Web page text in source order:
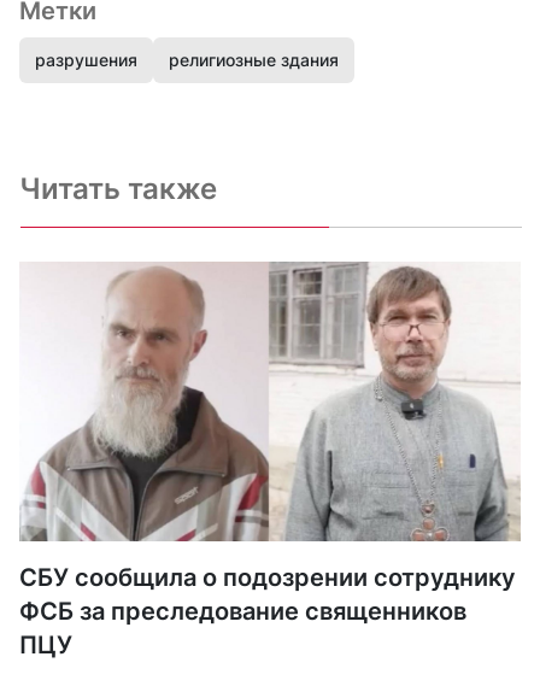
Метки
разрушения религиозные здания
Читать также
СБУ сообщила о подозрении сотруднику
ФСБ за преследование священников
ПЦУ